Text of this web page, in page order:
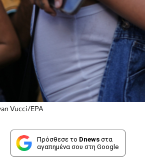
Vucci/ΕPA
Πρόσθεσε το Dnews στα
αγαπημένα σου στη Google